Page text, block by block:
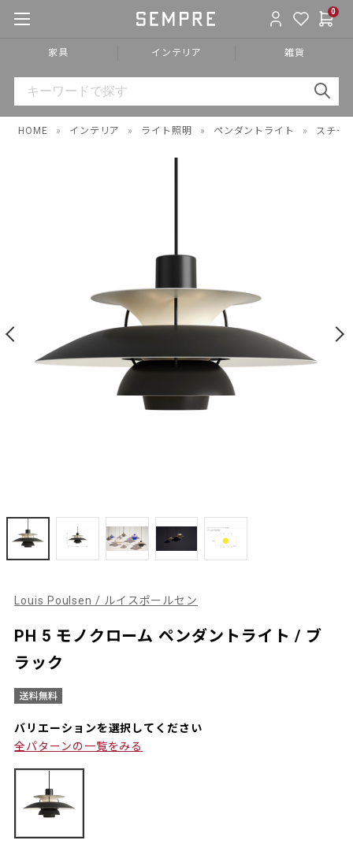
0
家具 インテリア 雑貨
HOME » インテリア » ライト照明 » ペンダントライト » スチー
Louis Poulsen / ルイスポールセン
PH 5 モノクローム ペンダントライト / ブ
ラック
バリエーションを選択してください
全パターンの一覧をみる